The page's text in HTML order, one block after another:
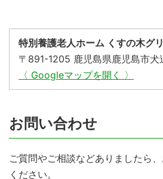
特別養護老人ホーム くすの木グ
〒891-1205 鹿児島県鹿児島市犬
〈 Googleマップを開く 〉
お問い合わせ
ご質問やご相談などありましたら
ください。